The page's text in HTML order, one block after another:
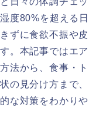
度80%を超える日
ずに食欲不振や皮
。本記事ではエア
法から、食事・ト
の見分け方まで、
な対策をわかりや